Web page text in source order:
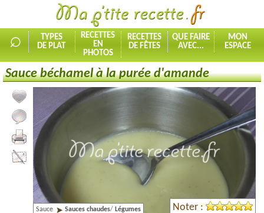
⌕
TYPES
DE PLAT
RECETTES
EN
PHOTOS
RECETTES
DE FÊTES
QUE FAIRE
AVEC...
MON
ESPACE
Sauce béchamel à la purée d'amande
Ajouter la recette à mes favorites
Commenter, noter la recette
Imprimer la recette
Partager cette recette
Sauce Sauces chaudes/ Légumes Noter :